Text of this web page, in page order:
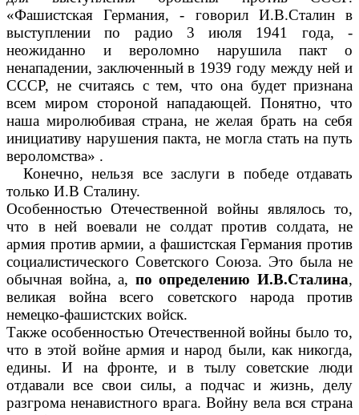
«Фашистская Германия, - говорил И.В.Сталин в
выступлении по радио 3 июля 1941 года, -
неожиданно и вероломно нарушила пакт о
ненападении, заключенный в 1939 году между ней и
СССР, не считаясь с тем, что она будет признана
всем миром стороной нападающей. Понятно, что
наша миролюбивая страна, не желая брать на себя
инициативу нарушения пакта, не могла стать на путь
вероломства» .
Конечно, нельзя все заслуги в победе отдавать
только И.В Сталину.
Особенностью Отечественной войны являлось то,
что в ней воевали не солдат против солдата, не
армия против армии, а фашистская Германия против
социалистического Советского Союза. Это была не
обычная война, а, по определению И.В.Сталина,
великая война всего советского народа против
немецко-фашистских войск.
Также особенностью Отечественной войны было то,
что в этой войне армия и народ были, как никогда,
едины. И на фронте, и в тылу советские люди
отдавали все свои силы, а подчас и жизнь, делу
разгрома ненавистного врага. Войну вела вся страна